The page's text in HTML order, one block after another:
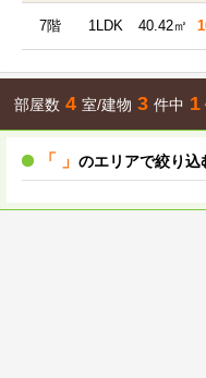
7階 1LDK 40.42㎡
部屋数 4 室/建物 3 件中 1
「 」 のエリアで絞り込